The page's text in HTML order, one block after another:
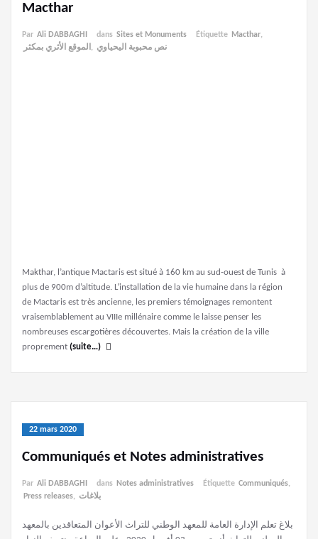
Macthar
Par Ali DABBAGHI dans Sites et Monuments Étiquette Macthar,
الموقع الأثري بمكثر , نص محبوبة اليحياوي
Makthar, l’antique Mactaris est situé à 160 km au sud-ouest de Tunis à
plus de 900m d’altitude. L’installation de la vie humaine dans la région
de Mactaris est très ancienne, les premiers témoignages remontent
vraisemblablement au VIIIe millénaire comme le laisse penser les
nombreuses escargotières découvertes. Mais la création de la ville
proprement (suite…)
22 mars 2020
Communiqués et Notes administratives
Par Ali DABBAGHI dans Notes administratives Étiquette Communiqués,
Press releases, بلاغات
بلاغ تعلم الإدارة العامة للمعهد الوطني للتراث الأعوان المتعاقدين بالمعهد